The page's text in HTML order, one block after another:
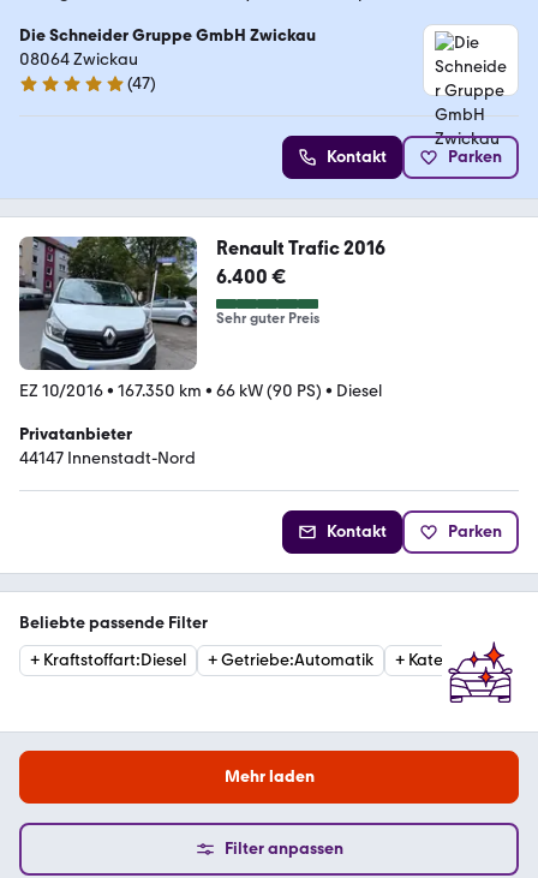
Die Schneider Gruppe GmbH Zwickau
08064 Zwickau
4.8 Sterne
(47)
Kontakt Parken
Renault Trafic 2016
6.400 €
Sehr guter Preis
EZ 10/2016• 167.350 km • 66 kW (90 PS) • Diesel
Privatanbieter
44147 Innenstadt-Nord
Kontakt Parken
Beliebte passende Filter
+ Kraftstoffart:Diesel +Getriebe:Automatik + Kategorie:Van
Mehr laden
Filter anpassen